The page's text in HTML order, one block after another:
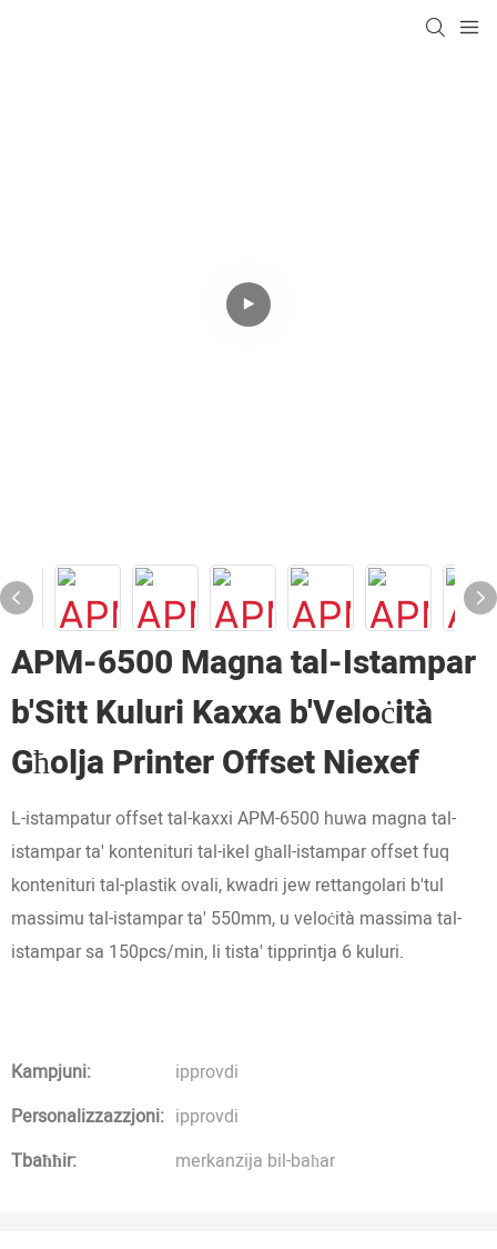
APM-6500 Magna tal-Istampar
b'Sitt Kuluri Kaxxa b'Veloċità
Għolja Printer Offset Niexef
L-istampatur offset tal-kaxxi APM-6500 huwa magna tal-
istampar ta' kontenituri tal-ikel għall-istampar offset fuq
kontenituri tal-plastik ovali, kwadri jew rettangolari b'tul
massimu tal-istampar ta' 550mm, u veloċità massima tal-
istampar sa 150pcs/min, li tista' tipprintja 6 kuluri.
Kampjuni:
ipprovdi
Personalizzazzjoni: ipprovdi
Tbaħħir:
merkanzija bil-baħar